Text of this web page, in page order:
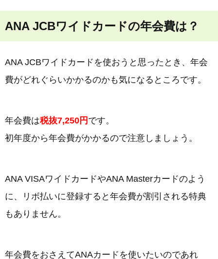
ANA JCBワイドカードの年会費は？
ANA JCBワイドカードを使おうと思ったとき、年会
費がどれぐらいかかるのかも気になるところです。
年会費は税抜7,250円 です。
初年度から年会費がかかるので注意しましょう。
ANA VISAワイドカードやANA Masterカードのよう
に、リボ払いに登録すると年会費が割引される特典
もありません。
年会費をおさえてANAカードを使いたいのであれ